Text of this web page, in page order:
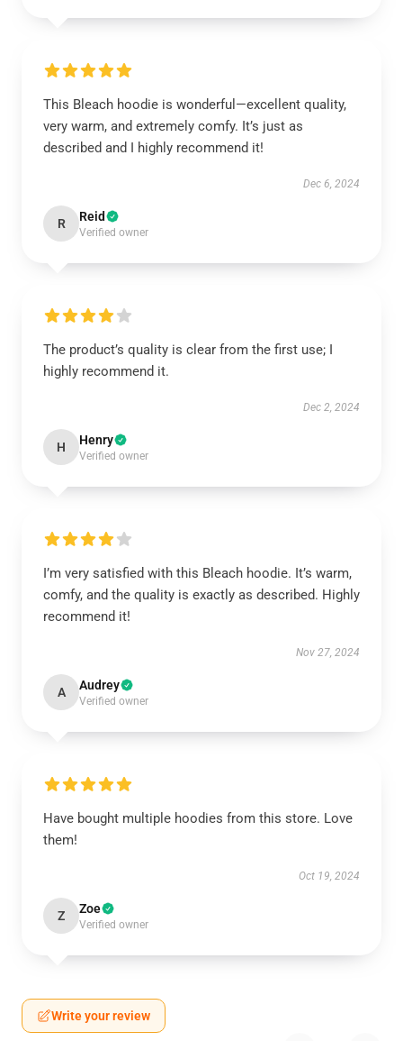
This Bleach hoodie is wonderful—excellent quality,
very warm, and extremely comfy. It’s just as
described and I highly recommend it!
Dec 6, 2024
R Reid
Verified owner
The product’s quality is clear from the first use; I
highly recommend it.
Dec 2, 2024
H Henry
Verified owner
I’m very satisfied with this Bleach hoodie. It’s warm,
comfy, and the quality is exactly as described. Highly
recommend it!
Nov 27, 2024
A Audrey
Verified owner
Have bought multiple hoodies from this store. Love
them!
Oct 19, 2024
Z Zoe
Verified owner
Write your review